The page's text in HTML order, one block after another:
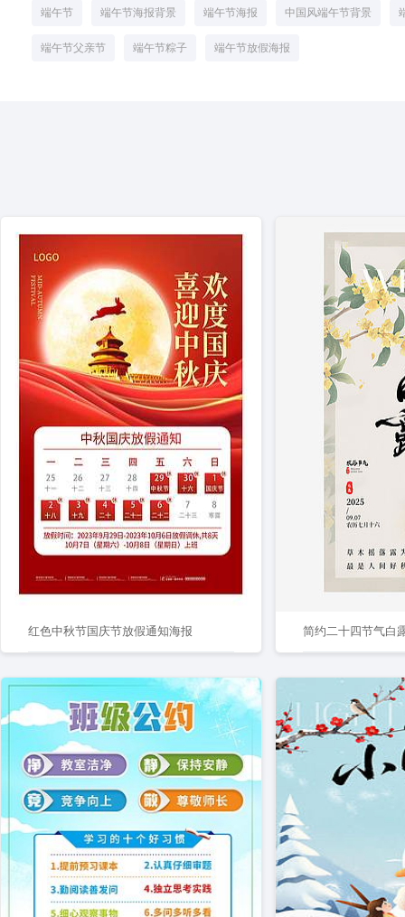
端午节 端午节海报背景 端午节海报 中国风端午节背景
端午节父亲节 端午节粽子 端午节放假海报
红色中秋节国庆节放假通知海报 简约二十四节气白